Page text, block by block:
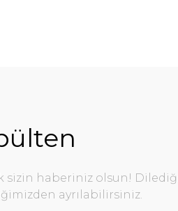
sizin haberiniz olsun!
ayrılabilirsiniz.